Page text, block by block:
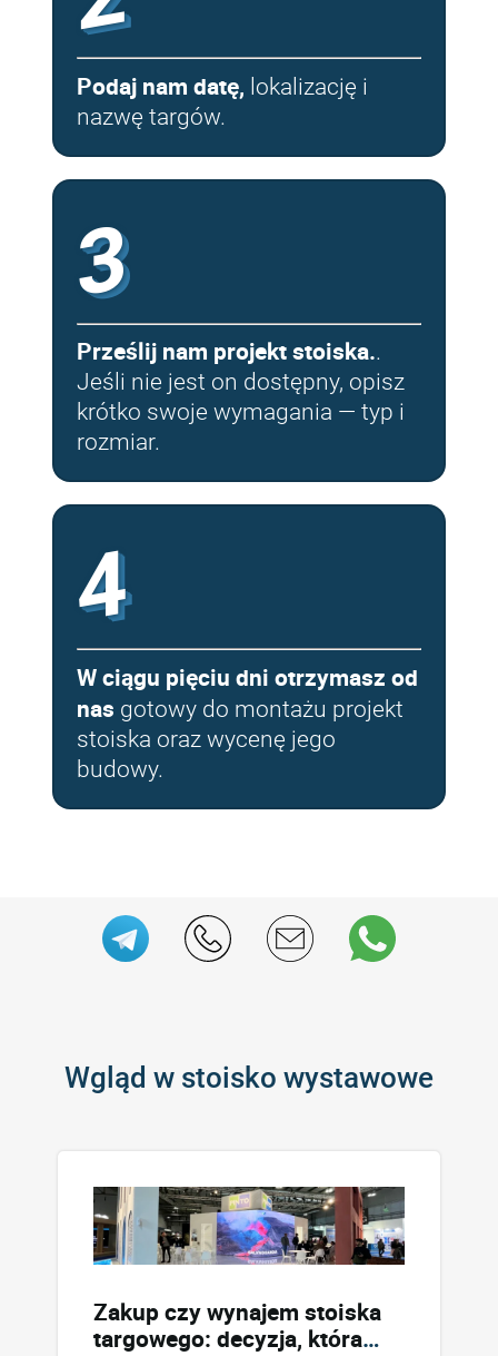
Podaj nam datę, lokalizację i
nazwę targów.
3
Prześlij nam projekt stoiska..
Jeśli nie jest on dostępny, opisz
krótko swoje wymagania — typ i
rozmiar.
4
W ciągu pięciu dni otrzymasz od
nas gotowy do montażu projekt
stoiska oraz wycenę jego
budowy.
Wgląd w stoisko wystawowe
Zakup czy wynajem stoiska
targowego: decyzja, która